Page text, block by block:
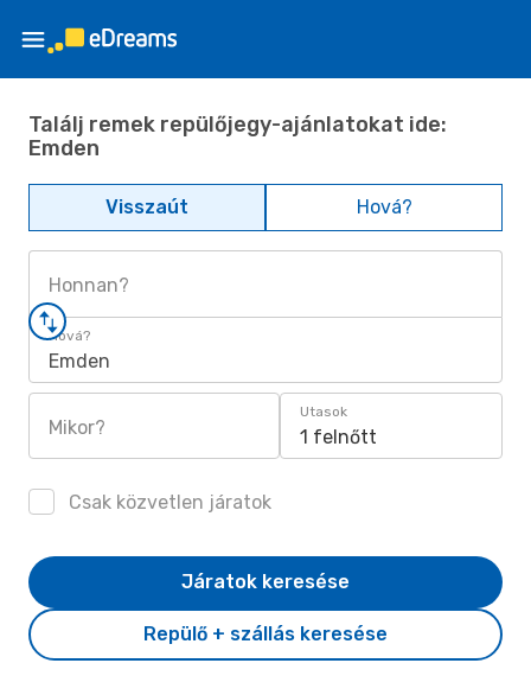
Találj remek repülőjegy-ajánlatokat ide:
Emden
Visszaút Hová?
Honnan?
Hová?
Emden
Mikor?
Utasok
1 felnőtt
Csak közvetlen járatok
Repülő + szállás keresése
Járatok keresése